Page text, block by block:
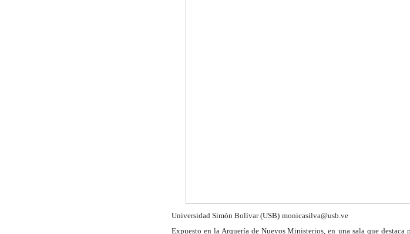
Universidad Simón Bolívar (USB) monicasilva@usb.ve
Expuesto en la Arquería de Nuevos Ministerios, en una sala que destaca